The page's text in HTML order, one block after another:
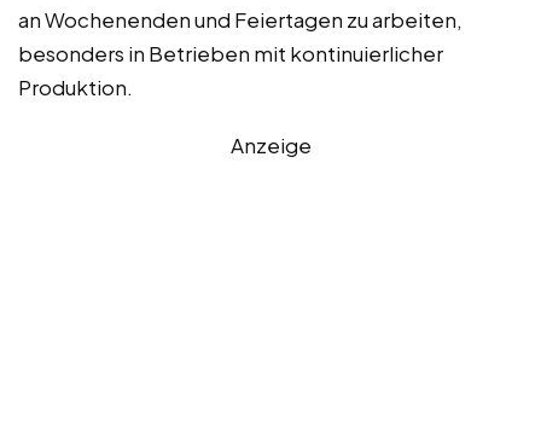
an Wochenenden und Feiertagen zu arbeiten,
besonders in Betrieben mit kontinuierlicher
Produktion.
Anzeige